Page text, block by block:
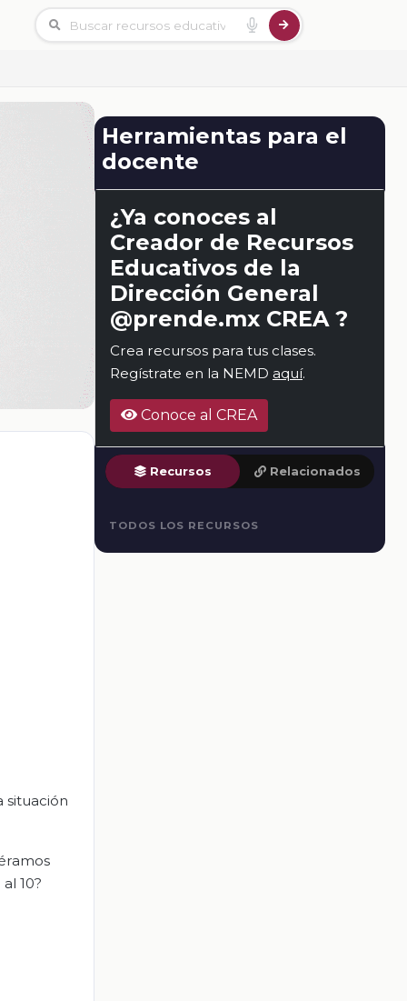
situación
10?
Herramientas para el
docente
¿Ya conoces al
Creador de Recursos
Educativos de la
Dirección General
@prende.mx CREA ?
Crea recursos para tus clases.
Regístrate en la NEMD aquí.
Conoce al CREA
Recursos Relacionados
TODOS LOS RECURSOS